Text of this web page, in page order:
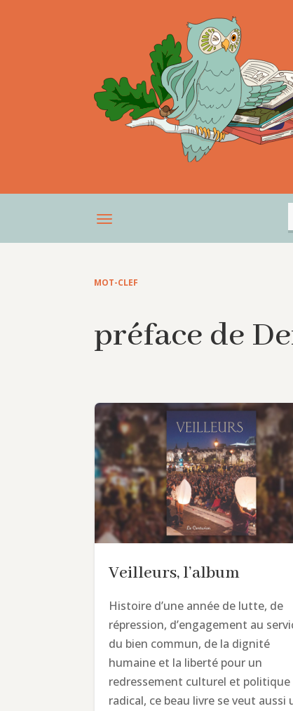
MOT-CLEF
préface de
Veilleurs, l’album
Histoire d’une année de lutte, de
répression, d’engagement au
du bien commun, de la dignité
humaine et la liberté pour un
redressement culturel et politique
radical, ce beau livre se veut aussi